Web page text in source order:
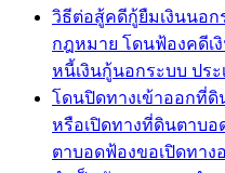
วิธีต่อสู้คดีกู้ยืมเงินนอก
กฎหมาย โดนฟ้องคดีเ
หนี้เงินกู้นอกระบบ ปร
โดนปิดทางเข้าออกที่ดิ
หรือเปิดทางที่ดินตาบ
ตาบอดฟ้องขอเปิดทาง